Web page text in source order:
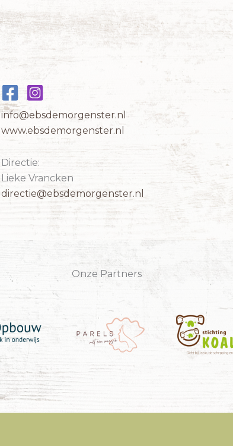
info@ebsdemorgenster.nl
www.ebsdemorgenster.nl
Directie:
Lieke Vrancken
directie@ebsdemorgenster.nl
Onze Partners